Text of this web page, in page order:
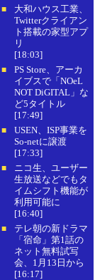
■
大和ハウス工業、
Twitterクライアン
ト搭載の家型アプ
リ
[18:03]
■
PS Store、アーカ
イブスで「NOeL
NOT DiGITAL」な
ど5タイトル
[17:49]
■
USEN、ISP事業を
So-netに譲渡
[17:33]
■
ニコ生、ユーザー
生放送などでもタ
イムシフト機能が
利用可能に
[16:40]
■
テレ朝の新ドラマ
「宿命」第1話の
ネット無料試写
会、1月13日から
[16:17]